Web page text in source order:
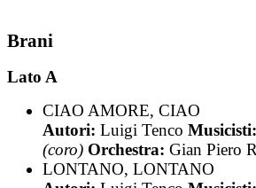
Brani
Lato A
CIAO AMORE, CIAO
Autori: Luigi Tenco Musicisti:
(coro) Orchestra: Gian Piero
LONTANO, LONTANO